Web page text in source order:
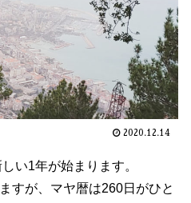
2020.12.14
い1年が始まります。
すが、マヤ暦は260日がひと